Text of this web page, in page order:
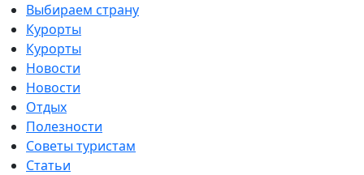
Выбираем страну
Курорты
Курорты
Новости
Новости
Отдых
Полезности
Советы туристам
Статьи